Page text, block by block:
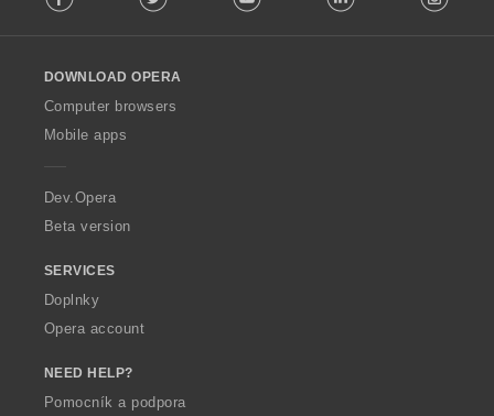
w
O
p
a
DOWNLOAD OPERA
Computer browsers
Mobile apps
Dev.Opera
Beta version
SERVICES
Doplnky
Opera account
NEED HELP?
Pomocník a podpora